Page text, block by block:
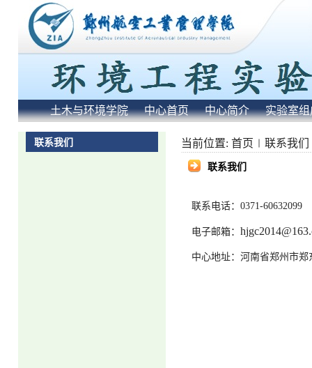
土木与环境学院 中心首页 中心简介 实验室组
联系我们 当前位置: 首页 联系我们
联系我们
联系电话：0371-60632099
电子邮箱：
中心地址：河南省郑州市